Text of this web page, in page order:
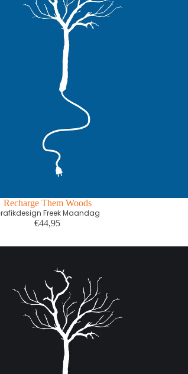
Recharge Them Woods
Freek Maandag
€44,95